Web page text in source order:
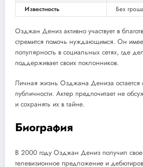
Известность
Без
Озджан Дениз активно участвует в
стремится помочь нуждающимся. Он
популярность в социальных сетях, где
поддерживает своих поклонников.
Личная жизнь Озджана Дениза остается
публичности. Актер предпочитает не
и сохранять их в тайне.
Биография
В 2000 году Озджан Дениз получил
телевизионное предложение и